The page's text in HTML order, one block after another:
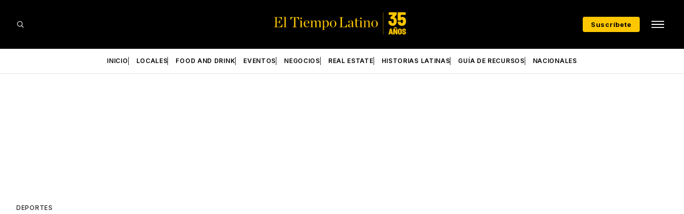
Suscríbete
INICIO LOCALES FOOD AND DRINK EVENTOS NEGOCIOS REAL ESTATE HISTORIAS LATINAS GUÍA DE RECURSOS NACIONALES
DEPORTES